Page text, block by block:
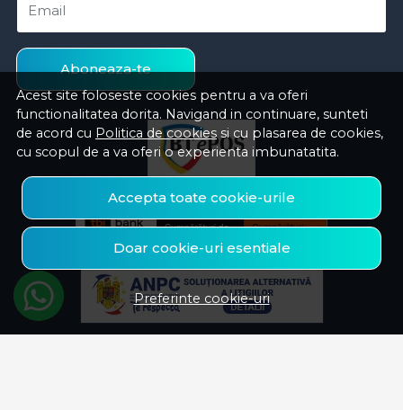
Acest site foloseste cookies pentru a va oferi
functionalitatea dorita. Navigand in continuare, sunteti
de acord cu Politica de cookies si cu plasarea de cookies,
cu scopul de a va oferi o experienta imbunatatita.
Accepta toate cookie-urile
Doar cookie-uri esentiale
Preferinte cookie-uri
Email
Aboneaza-te